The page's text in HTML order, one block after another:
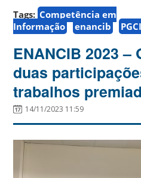
Tags: Competência em
Informação
enancib
ENANCIB 2023 –
duas
trabalhos
14/11/2023 11:59